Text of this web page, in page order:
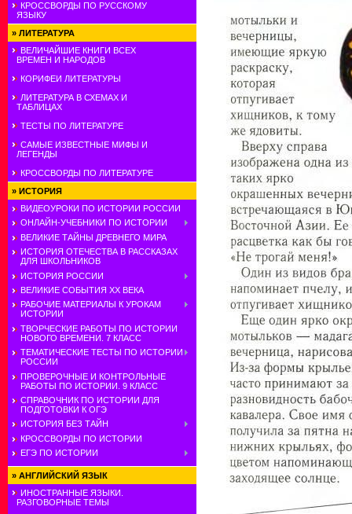
КРОССВОРДЫ ПО РУССКОМУ
ЯЗЫКУ
» ЛИТЕРАТУРА
ВЕЛИЧАЙШИЕ КНИГИ ВСЕХ
ВРЕМЕН И НАРОДОВ
КОРИФЕИ ЛИТЕРАТУРЫ
ЛИТЕРАТУРА В СХЕМАХ И
ТАБЛИЦАХ
ТЕСТЫ ПО ЛИТЕРАТУРЕ
САМЫЕ ИЗВЕСТНЫЕ МИФЫ И
ЛЕГЕНДЫ
КРОССВОРДЫ ПО ЛИТЕРАТУРЕ
» ИСТОРИЯ
ВИДЕОУРОКИ ПО ИСТОРИИ РОССИИ
ОНЛАЙН-УЧЕБНИКИ ПО ИСТОРИИ
ВЕЛИКИЕ ТАЙНЫ ДРЕВНЕГО МИРА
ИСТОРИЯ ОТЕЧЕСТВА В РАССКАЗАХ
ДЛЯ ШКОЛЬНИКОВ
ИСТОРИЯ РОССИИ
ВЕЛИКИЕ СОБЫТИЯ ХХ ВЕКА
РАБОЧИЕ МАТЕРИАЛЫ К УРОКАМ
ИСТОРИИ
ТВОРЧЕСКИЕ РАБОТЫ ПО ИСТОРИИ
НОВОГО ВРЕМЕНИ. 7 КЛАСС
ТЕМАТИЧЕСКИЕ ТЕСТЫ ПО ИСТОРИИ
РОССИИ
ПРОВЕРОЧНЫЕ И КОНТРОЛЬНЫЕ
РАБОТЫ ПО ИСТОРИИ. 9 КЛАСС
СПРАВОЧНИК ПО ИСТОРИИ ДЛЯ
ПОДГОТОВКИ К ОГЭ
ИСТОРИЯ БЕЗ ТАЙН
КРОССВОРДЫ ПО ИСТОРИИ
ЕГЭ ПО ИСТОРИИ
» АНГЛИЙСКИЙ ЯЗЫК
ИНОСТРАННЫЕ ЯЗЫКИ.
РАЗГОВОРНЫЕ ТЕМЫ